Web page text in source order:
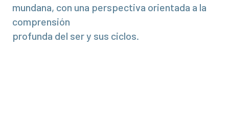
mundana, con una perspectiva orientada a la
comprensión
profunda del ser y sus ciclos.